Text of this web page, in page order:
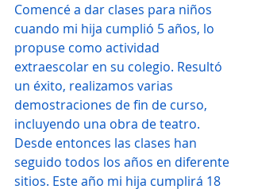
Comencé a dar clases para niños
cuando mi hija cumplió 5 años, lo
propuse como actividad
extraescolar en su colegio. Resultó
un éxito, realizamos varias
demostraciones de fin de curso,
incluyendo una obra de teatro.
Desde entonces las clases han
seguido todos los años en diferente
sitios. Este año mi hija cumplirá 18